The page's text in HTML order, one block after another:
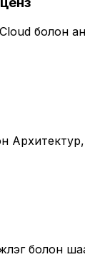
болон
болон